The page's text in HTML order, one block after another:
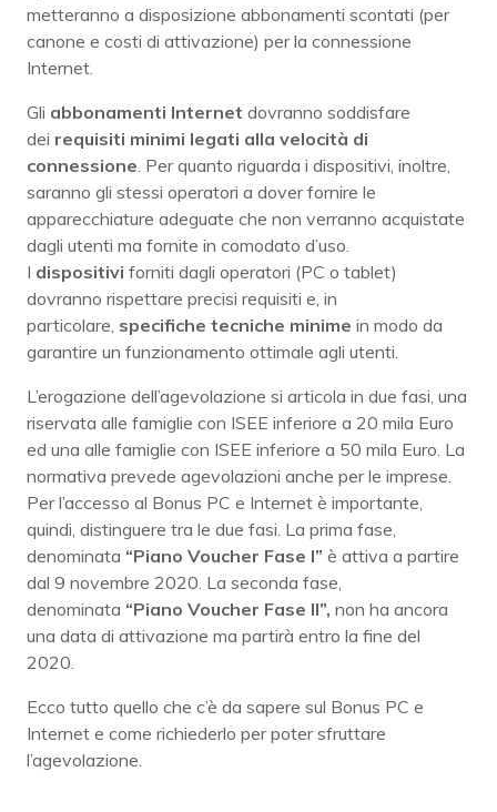
metteranno a disposizione abbonamenti scontati (per
canone e costi di attivazione) per la connessione
Internet.
Gli abbonamenti Internet dovranno soddisfare
dei requisiti minimi legati alla velocità di
connessione . Per quanto riguarda i dispositivi, inoltre,
saranno gli stessi operatori a dover fornire le
apparecchiature adeguate che non verranno acquistate
dagli utenti ma fornite in comodato d’uso.
I dispositivi forniti dagli operatori (PC o tablet)
dovranno rispettare precisi requisiti e, in
particolare, specifiche tecniche minime in modo da
garantire un funzionamento ottimale agli utenti.
L’erogazione dell’agevolazione si articola in due fasi, una
riservata alle famiglie con ISEE inferiore a 20 mila Euro
ed una alle famiglie con ISEE inferiore a 50 mila Euro. La
normativa prevede agevolazioni anche per le imprese.
Per l’accesso al Bonus PC e Internet è importante,
quindi, distinguere tra le due fasi. La prima fase,
denominata “Piano Voucher Fase I” è attiva a partire
dal 9 novembre 2020. La seconda fase,
denominata “Piano Voucher Fase II”, non ha ancora
una data di attivazione ma partirà entro la fine del
2020.
Ecco tutto quello che c’è da sapere sul Bonus PC e
Internet e come richiederlo per poter sfruttare
l’agevolazione.